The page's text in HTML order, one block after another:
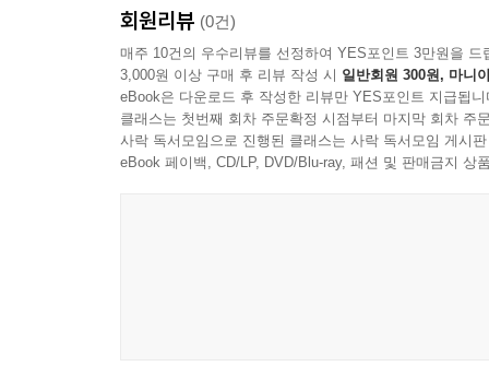
회원리뷰 (0건)
매주 10건의 우수리뷰를 선정하여 YES포인트 3만원을 드
3,000원 이상 구매 후 리뷰 작성 시 일반회원 300원, 마니
eBook은 다운로드 후 작성한 리뷰만 YES포인트 지급됩니
클래스는 첫번째 회차 주문확정 시점부터 마지막 회차 주
사락 독서모임으로 진행된 클래스는 사락 독서모임 게시
eBook 페이백, CD/LP, DVD/Blu-ray, 패션 및 판매금지 상